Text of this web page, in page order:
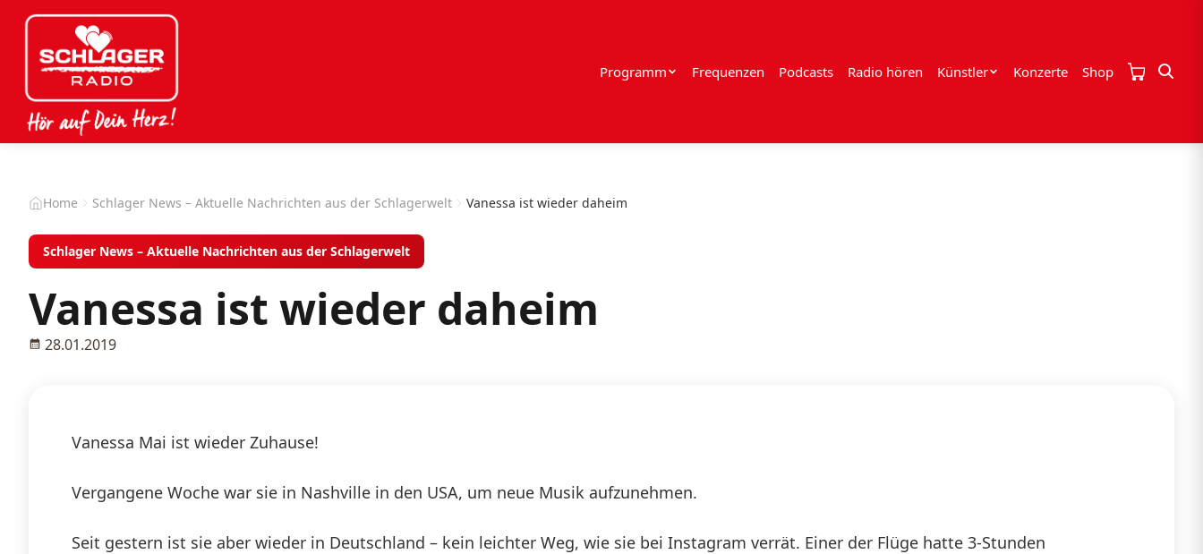
Programm Frequenzen Podcasts Radio hören Künstler Konzerte Shop
Home Schlager News – Aktuelle Nachrichten aus der Schlagerwelt Vanessa ist wieder daheim
Schlager News – Aktuelle Nachrichten aus der Schlagerwelt
Vanessa ist wieder daheim
28.01.2019
Vanessa Mai ist wieder Zuhause!
Vergangene Woche war sie in Nashville in den USA, um neue Musik aufzunehmen.
Seit gestern ist sie aber wieder in Deutschland – kein leichter Weg, wie sie bei Instagram verrät. Einer der Flüge hatte 3-Stunden